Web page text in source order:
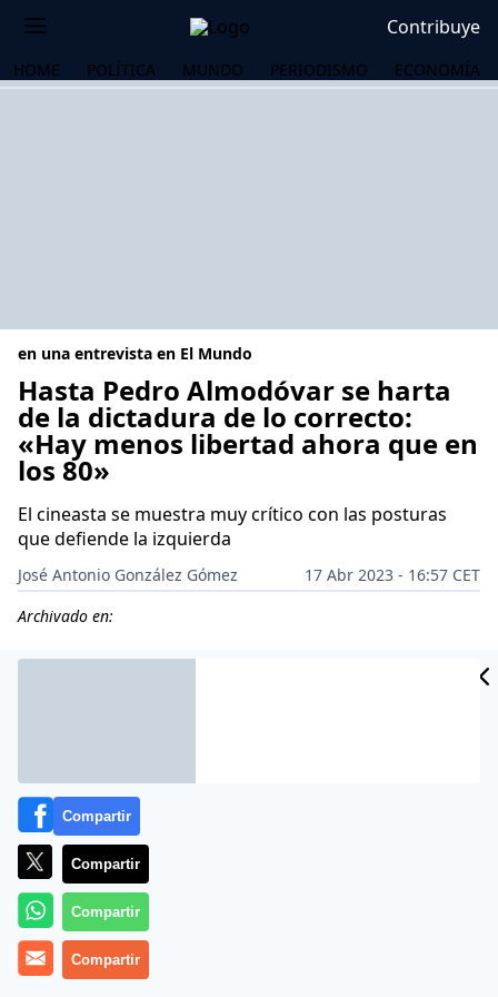
Contribuye
HOME POLÍTICA MUNDO PERIODISMO ECONOMÍA
en una entrevista en El Mundo
Hasta Pedro Almodóvar se harta
de la dictadura de lo correcto:
«Hay menos libertad ahora que en
los 80»
El cineasta se muestra muy crítico con las posturas
que defiende la izquierda
José Antonio González Gómez
17 Abr 2023 - 16:57 CET
Archivado en:
Más información
Compartir
Compartir
Compartir
Compartir